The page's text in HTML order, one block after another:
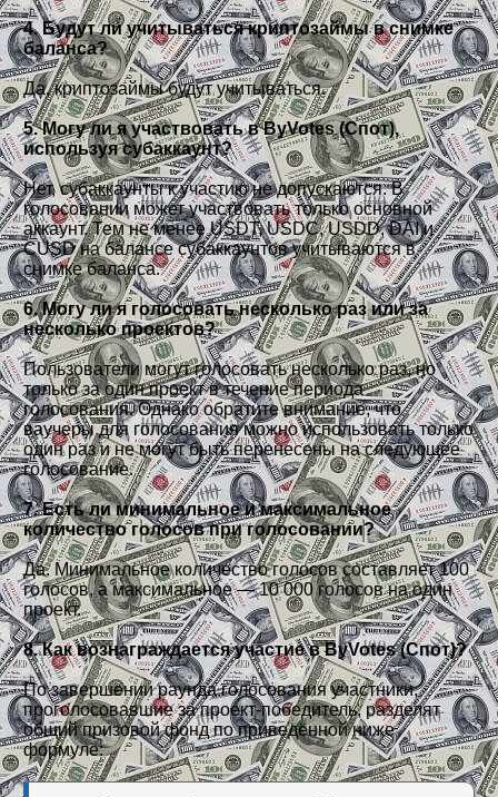
4. Будут ли учитываться криптозаймы в снимке
баланса?
Да, криптозаймы будут учитываться.
5. Могу ли я участвовать в ByVotes (Спот),
используя субаккаунт?
Нет, субаккаунты к участию не допускаются. В
голосовании может участвовать только основной
аккаунт. Тем не менее USDT, USDC, USDD, DAI и
CUSD на балансе субаккаунтов учитываются в
снимке баланса.
6. Могу ли я голосовать несколько раз или за
несколько проектов?
Пользователи могут голосовать несколько раз, но
только за один проект в течение периода
голосования. Однако обратите внимание, что
ваучеры для голосования можно использовать только
один раз и не могут быть перенесены на следующее
голосование.
7. Есть ли минимальное и максимальное
количество голосов при голосовании?
Да. Минимальное количество голосов составляет 100
голосов, а максимальное — 10 000 голосов на один
проект.
8. Как вознаграждается участие в ByVotes (Спот)?
По завершении раунда голосования участники,
проголосовавшие за проект-победитель, разделят
общий призовой фонд по приведённой ниже
формуле: